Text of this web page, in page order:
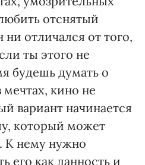
отснятый
отличался от того,
ты этого не
будешь думать о
мечтах, кино не
вариант начинается
который может
К нему нужно
его как данность и